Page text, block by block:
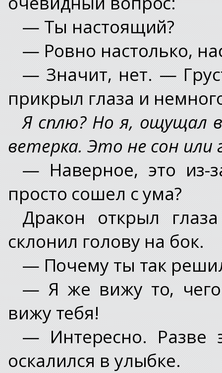
— Ты настоящий?
— Ровно настолько,
— Значит, нет. —
прикрыл глаза и
Я сплю? Но я, ощущал
ветерка. Это не сон или
— Наверное, это из-
просто сошел с ума?
Дракон открыл
склонил голову на бок.
— Почему ты так
— Я же вижу то,
вижу тебя!
— Интересно. Разве
оскалился в улыбке.